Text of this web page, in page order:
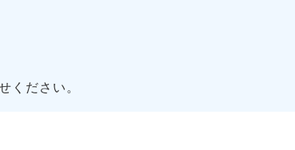
ください。